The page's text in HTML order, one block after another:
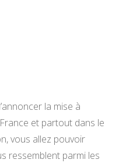
la mise à
et partout dans le
vous allez pouvoir
ressemblent parmi les